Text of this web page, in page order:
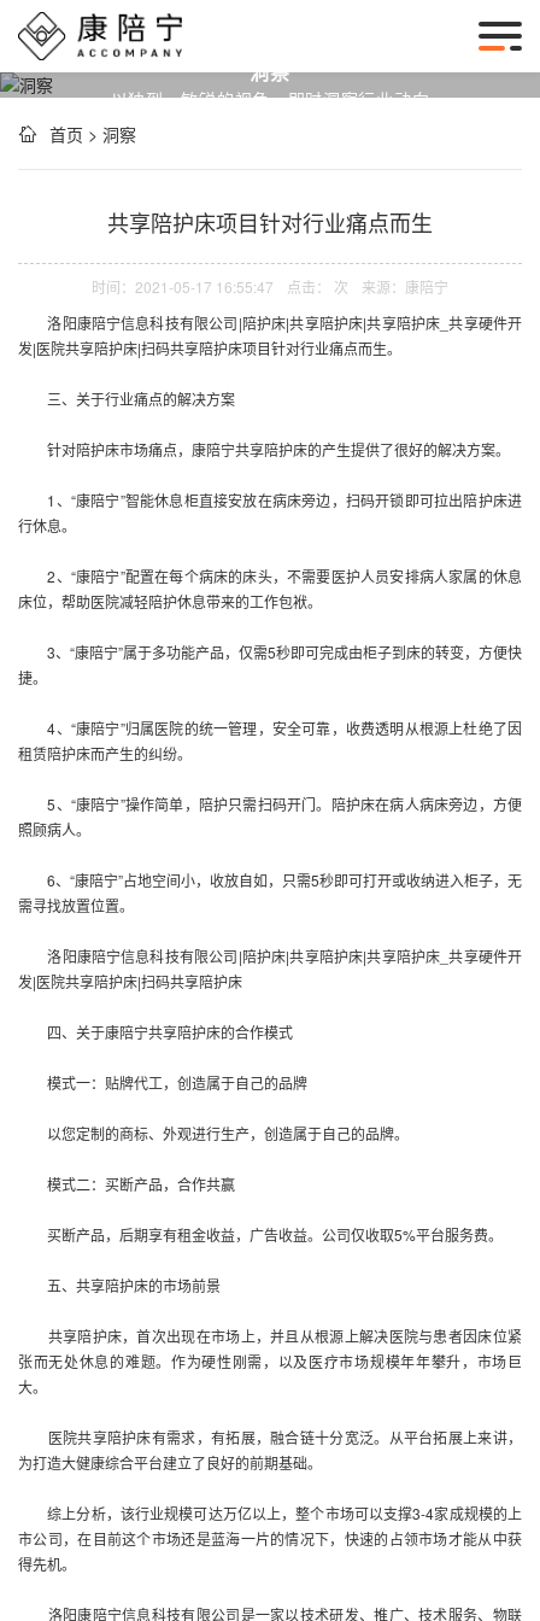
洞察
以独到、敏锐的视角，即时洞察行业动向
首页 > 洞察
共享陪护床项目针对行业痛点而生
时间：2021-05-17 16:55:47 点击： 次 来源： 康陪宁
洛阳康陪宁信息科技有限公司|陪护床|共享陪护床|共享陪护床 _共享硬件开
发|医院共享陪护床|扫码共享陪护床项目针对行业痛点而生。
三、关于行业痛点的解决方案
针对陪护床市场痛点，康陪宁共享陪护床的产生提供了很好的解决方案。
1、“康陪宁”智能休息柜直接安放在病床旁边，扫码开锁即可拉出陪护床进
行休息。
2、“康陪宁”配置在每个病床的床头，不需要医护人员安排病人家属的休息
床位，帮助医院减轻陪护休息带来的工作包袱。
3、“康陪宁”属于多功能产品，仅需5秒即可完成由柜子到床的转变，方便快
捷。
4、“康陪宁”归属医院的统一管理，安全可靠，收费透明从根源上杜绝了因
租赁陪护床而产生的纠纷。
5、“康陪宁”操作简单，陪护只需扫码开门。陪护床在病人病床旁边，方便
照顾病人。
6、“康陪宁”占地空间小，收放自如，只需5秒即可打开或收纳进入柜子，无
需寻找放置位置。
洛阳康陪宁信息科技有限公司|陪护床|共享陪护床|共享陪护床 _共享硬件开
发|医院共享陪护床|扫码共享陪护床
四、关于康陪宁共享陪护床的合作模式
模式一：贴牌代工，创造属于自己的品牌
以您定制的商标、外观进行生产，创造属于自己的品牌。
模式二：买断产品，合作共赢
买断产品，后期享有租金收益，广告收益。公司仅收取5%平台服务费。
五、 共享陪护床的市场前景
共享陪护床，首次出现在市场上，并且从根源上解决医院与患者因床位紧
张而无处休息的难题。作为硬性刚需，以及医疗市场规模年年攀升，市场巨
大。
医院共享陪护床有需求，有拓展，融合链十分宽泛。从平台拓展上来讲，
为打造大健康综合平台建立了良好的前期基础。
综上分析，该行业规模可达万亿以上，整个市场可以支撑3-4家成规模的上
市公司，在目前这个市场还是蓝海一片的情况下，快速的占领市场才能从中获
得先机。
洛阳康陪宁信息科技有限公司是一家以技术研发、推广、技术服务、物联